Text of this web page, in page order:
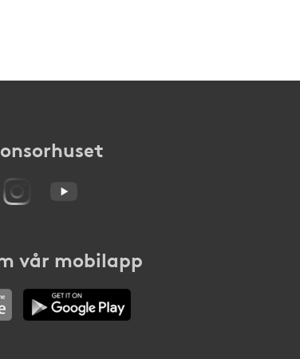
vår mobilapp